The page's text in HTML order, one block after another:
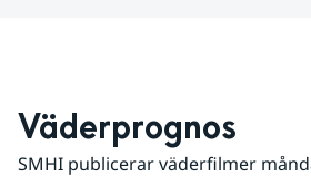
Väderprognos
SMHI publicerar väderfilmer